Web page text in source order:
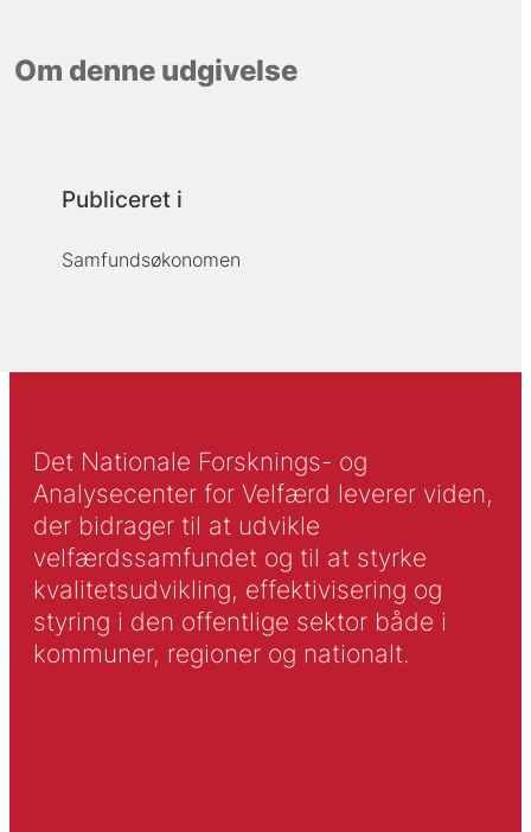
Om denne udgivelse
Publiceret i
Samfundsøkonomen
Det Nationale Forsknings- og
Analysecenter for Velfærd leverer viden,
der bidrager til at udvikle
velfærdssamfundet og til at styrke
kvalitetsudvikling, effektivisering og
styring i den offentlige sektor både i
kommuner, regioner og nationalt.